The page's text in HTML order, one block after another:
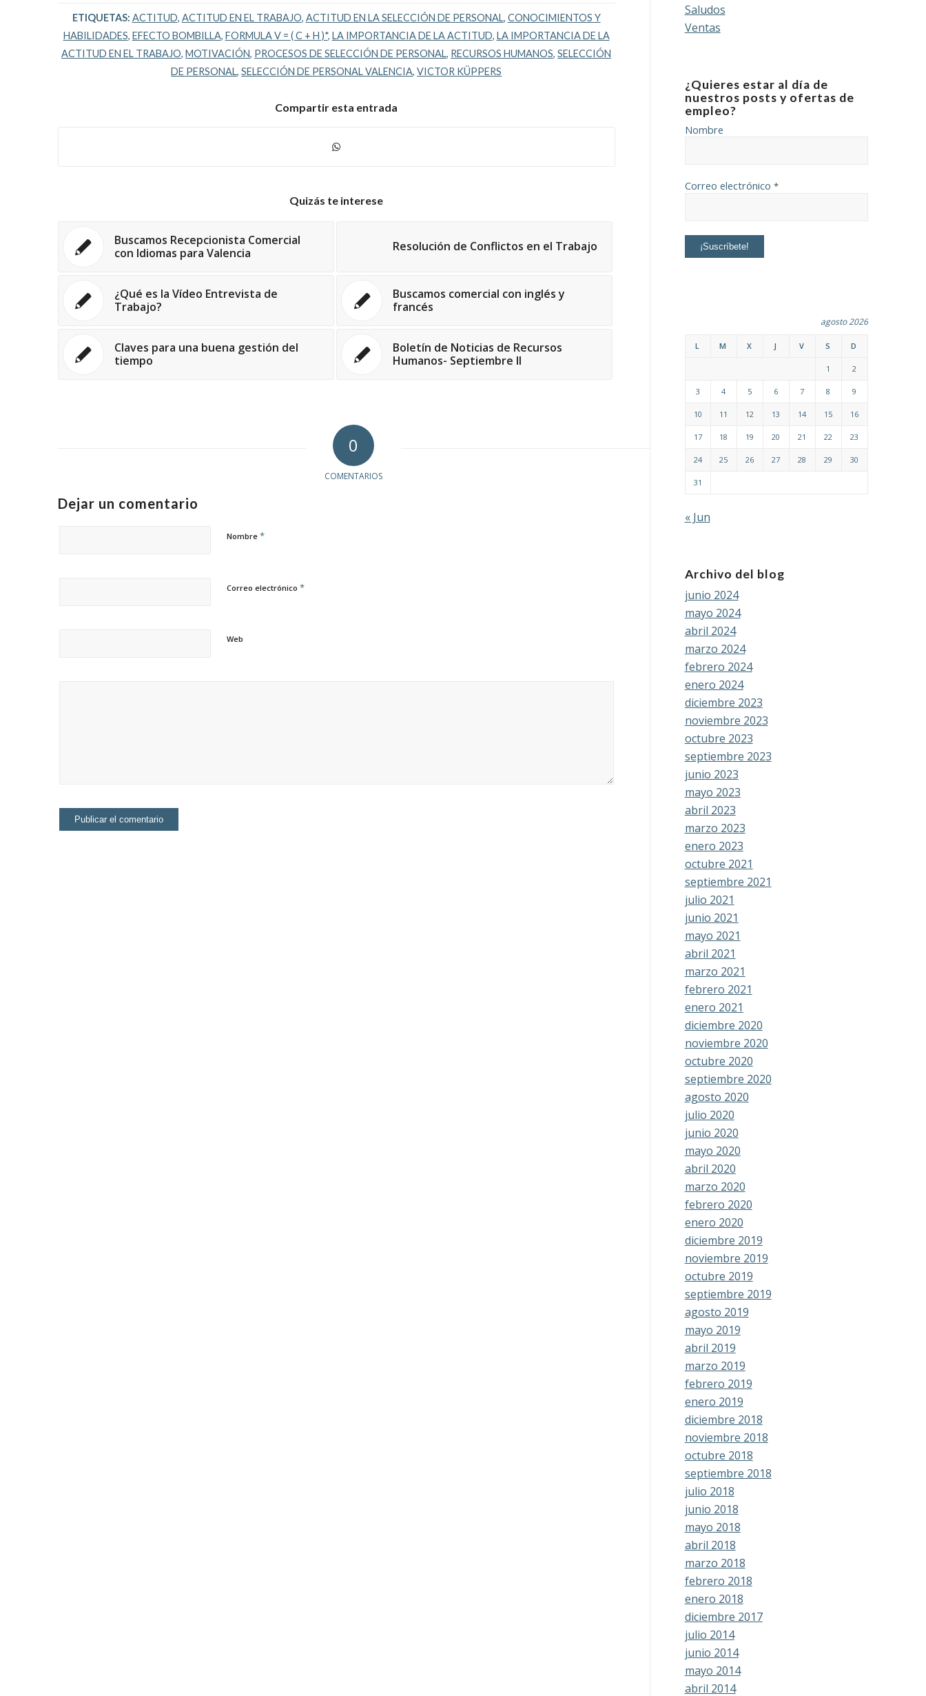
ETIQUETAS: ACTITUD, ACTITUD EN EL TRABAJO, ACTITUD EN LA SELECCIÓN DE PERSONAL, CONOCIMIENTOS Y
HABILIDADES, EFECTO BOMBILLA, FORMULA V = ( C + H )*, LA IMPORTANCIA DE LA ACTITUD, LA IMPORTANCIA DE LA
ACTITUD EN EL TRABAJO,MOTIVACIÓN, PROCESOS DE SELECCIÓN DE PERSONAL, RECURSOS HUMANOS,SELECCIÓN
DE PERSONAL,SELECCIÓN DE PERSONAL VALENCIA,VICTOR KÜPPERS
Compartir esta entrada
Quizás te interese
Buscamos Recepcionista Comercial
con Idiomas para Valencia
Resolución de Conflictos en el Trabajo
¿Qué es la Vídeo Entrevista de
Trabajo?
Buscamos comercial con inglés y
francés
Claves para una buena gestión del
tiempo
Boletín de Noticias de Recursos
Humanos- Septiembre II
0
COMENTARIOS
Dejar un comentario
Nombre *
Correo electrónico *
Web
Saludos
Ventas
¿Quieres estar al día de
nuestros posts y ofertas de
empleo?
Nombre
Correo electrónico *
agosto 2026
L M X J V S D
1 2
3 4 5 6 7 8 9
10 11 12 13 14 15 16
17 18 19 20 21 22 23
24 25 26 27 28 29 30
31
« Jun
Archivo del blog
junio 2024
mayo 2024
abril 2024
marzo 2024
febrero 2024
enero 2024
diciembre 2023
noviembre 2023
octubre 2023
septiembre 2023
junio 2023
mayo 2023
abril 2023
marzo 2023
enero 2023
octubre 2021
septiembre 2021
julio 2021
junio 2021
mayo 2021
abril 2021
marzo 2021
febrero 2021
enero 2021
diciembre 2020
noviembre 2020
octubre 2020
septiembre 2020
agosto 2020
julio 2020
junio 2020
mayo 2020
abril 2020
marzo 2020
febrero 2020
enero 2020
diciembre 2019
noviembre 2019
octubre 2019
septiembre 2019
agosto 2019
mayo 2019
abril 2019
marzo 2019
febrero 2019
enero 2019
diciembre 2018
noviembre 2018
octubre 2018
septiembre 2018
julio 2018
junio 2018
mayo 2018
abril 2018
marzo 2018
febrero 2018
enero 2018
diciembre 2017
julio 2014
junio 2014
mayo 2014
abril 2014